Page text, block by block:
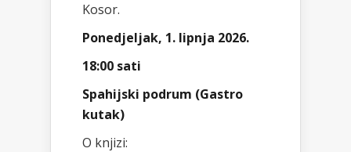
Kosor.
Ponedjeljak, 1. lipnja 2026.
18:00 sati
Spahijski podrum (Gastro
kutak)
O knjizi: